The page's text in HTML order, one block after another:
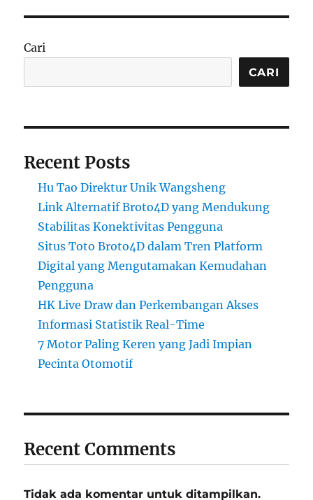
Cari
CARI
Recent Posts
Hu Tao Direktur Unik Wangsheng
Link Alternatif Broto4D yang Mendukung
Stabilitas Konektivitas Pengguna
Situs Toto Broto4D dalam Tren Platform
Digital yang Mengutamakan Kemudahan
Pengguna
HK Live Draw dan Perkembangan Akses
Informasi Statistik Real-Time
7 Motor Paling Keren yang Jadi Impian
Pecinta Otomotif
Recent Comments
Tidak ada komentar untuk ditampilkan.